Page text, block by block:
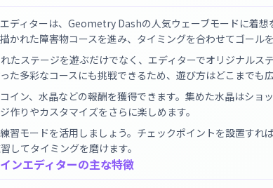
ディターは、Geometry Dashの人気ウェーブモードに着
かれた障害物コースを進み、タイミングを合わせてゴールを
たステージを遊ぶだけでなく、エディターでオリジナルス
た多彩なコースにも挑戦できるため、遊び方はどこまでも広
イン、水晶などの報酬を獲得できます。集めた水晶はショ
作りやカスタマイズをさらに楽しめます。
習モードを活用しましょう。チェックポイントを設置すれ
してタイミングを磨けます。
ンエディターの主な特徴